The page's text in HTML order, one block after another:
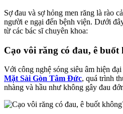
Sợ đau và sợ hỏng men răng là rào
người e ngại đến bệnh viện. Dưới
từ các bác sĩ chuyên khoa:
Cạo vôi răng có đau, ê buốt
Với công nghệ sóng siêu âm hiện đại
Mặt Sài Gòn Tâm Đức, quá trình
nhàng và hầu như không gây đau